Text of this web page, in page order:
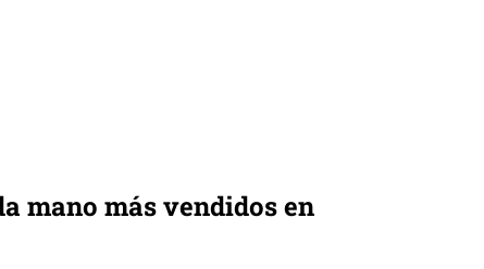
mano más vendidos en